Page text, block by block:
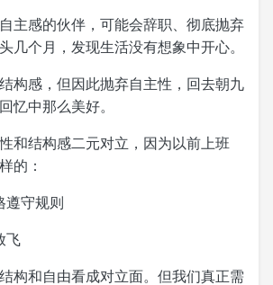
主感的伙伴，可能会辞职、彻底抛弃
几个月，发现生活没有想象中开心。
构感，但因此抛弃自主性，回去朝九
忆中那么美好。
和结构感二元对立，因为以前上班
的：
遵守规则
飞
构和自由看成对立面。但我们真正需